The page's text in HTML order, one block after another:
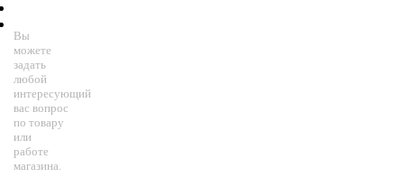
Вы
можете
задать
любой
интересующий
вас вопрос
по товару
или
работе
магазина.